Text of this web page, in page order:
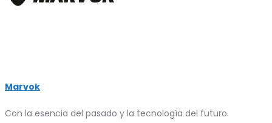
Marvok
Con la esencia del pasado y la tecnología del futuro.